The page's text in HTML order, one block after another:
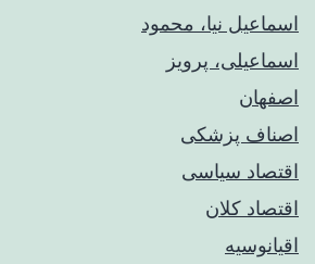
اسماعیل نیا، محمود
اسماعیلی، پرویز
اصفهان
اصناف پزشکی
اقتصاد سیاسی
اقتصاد کلان
اقیانوسیه